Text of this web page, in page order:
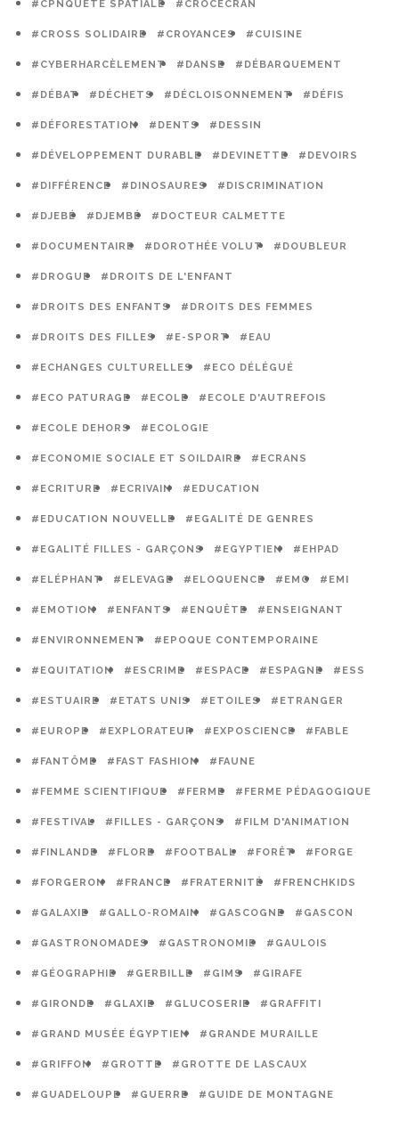
#CPNQUÊTE SPATIALE #CROCECRAN
#CROSS SOLIDAIRE #CROYANCES #CUISINE
#CYBERHARCÈLEMENT #DANSE #DÉBARQUEMENT
#DÉBAT #DÉCHETS #DÉCLOISONNEMENT #DÉFIS
#DÉFORESTATION #DENTS #DESSIN
#DÉVELOPPEMENT DURABLE #DEVINETTE #DEVOIRS
#DIFFÉRENCE #DINOSAURES #DISCRIMINATION
#DJEBÉ #DJEMBÉ #DOCTEUR CALMETTE
#DOCUMENTAIRE #DOROTHÉE VOLUT #DOUBLEUR
#DROGUE #DROITS DE L'ENFANT
#DROITS DES ENFANTS #DROITS DES FEMMES
#DROITS DES FILLES #E-SPORT #EAU
#ECHANGES CULTURELLES #ECO DÉLÉGUÉ
#ECO PATURAGE #ECOLE #ECOLE D'AUTREFOIS
#ECOLE DEHORS #ECOLOGIE
#ECONOMIE SOCIALE ET SOILDAIRE #ECRANS
#ECRITURE #ECRIVAIN #EDUCATION
#EDUCATION NOUVELLE #EGALITÉ DE GENRES
#EGALITÉ FILLES - GARÇONS #EGYPTIEN #EHPAD
#ELÉPHANT #ELEVAGE #ELOQUENCE #EMC #EMI
#EMOTION #ENFANTS #ENQUÊTE #ENSEIGNANT
#ENVIRONNEMENT #EPOQUE CONTEMPORAINE
#EQUITATION #ESCRIME #ESPACE #ESPAGNE #ESS
#ESTUAIRE #ETATS UNIS #ETOILES #ETRANGER
#EUROPE #EXPLORATEUR #EXPOSCIENCE #FABLE
#FANTÔME #FAST FASHION #FAUNE
#FEMME SCIENTIFIQUE #FERME #FERME PÉDAGOGIQUE
#FESTIVAL #FILLES - GARÇONS #FILM D'ANIMATION
#FINLANDE #FLORE #FOOTBALL #FORÊT #FORGE
#FORGERON #FRANCE #FRATERNITÉ #FRENCHKIDS
#GALAXIE #GALLO-ROMAIN #GASCOGNE #GASCON
#GASTRONOMADES #GASTRONOMIE #GAULOIS
#GÉOGRAPHIE #GERBILLE #GIMS #GIRAFE
#GIRONDE #GLAXIE #GLUCOSERIE #GRAFFITI
#GRAND MUSÉE ÉGYPTIEN #GRANDE MURAILLE
#GRIFFON #GROTTE #GROTTE DE LASCAUX
#GUADELOUPE #GUERRE #GUIDE DE MONTAGNE